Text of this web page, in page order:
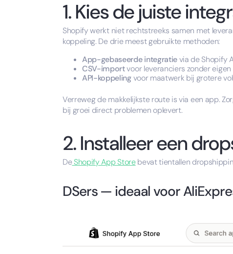
1. Kies de juiste
Shopify werkt niet rechtstreeks samen met
koppeling. De drie meest gebruikte methoden:
App-gebaseerde integratievia de Shopify
CSV-importvoor leveranciers zonder
API-koppelingvoor maatwerk bij grotere
Verreweg de makkelijkste route is via een app.
bij groei direct problemen oplevert.
2. Installeer een
DeShopify App Storebevat tientallen
DSers — ideaal voor